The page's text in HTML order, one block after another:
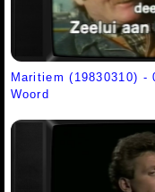
Maritiem (19830310) -
Woord